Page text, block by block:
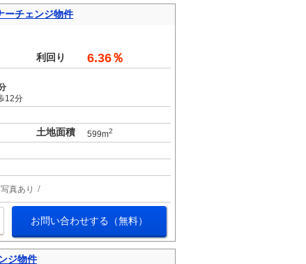
チェンジ物件
利回り 6.36％
12分
土地面積 599m2
写真あり
お問い合わせする（無料）
ジ物件